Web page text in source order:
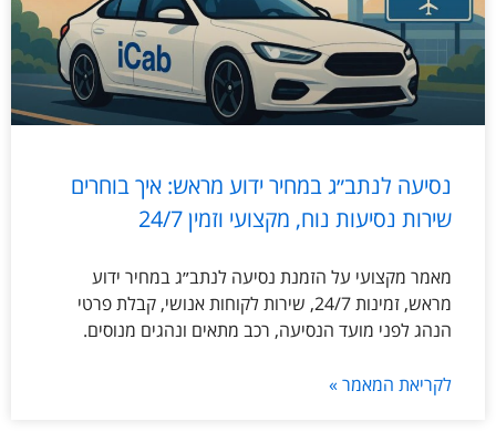
נסיעה לנתב״ג במחיר ידוע מראש: איך בוחרים
שירות נסיעות נוח, מקצועי וזמין 24/7
מאמר מקצועי על הזמנת נסיעה לנתב״ג במחיר ידוע
מראש, זמינות 24/7, שירות לקוחות אנושי, קבלת פרטי
הנהג לפני מועד הנסיעה, רכב מתאים ונהגים מנוסים.
לקריאת המאמר »